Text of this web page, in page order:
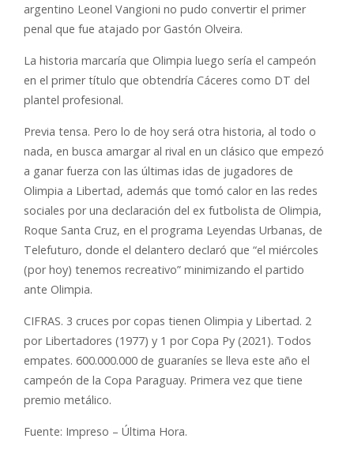
argentino Leonel Vangioni no pudo convertir el primer
penal que fue atajado por Gastón Olveira.
La historia marcaría que Olimpia luego sería el campeón
en el primer título que obtendría Cáceres como DT del
plantel profesional.
Previa tensa. Pero lo de hoy será otra historia, al todo o
nada, en busca amargar al rival en un clásico que empezó
a ganar fuerza con las últimas idas de jugadores de
Olimpia a Libertad, además que tomó calor en las redes
sociales por una declaración del ex futbolista de Olimpia,
Roque Santa Cruz, en el programa Leyendas Urbanas, de
Telefuturo, donde el delantero declaró que “el miércoles
(por hoy) tenemos recreativo” minimizando el partido
ante Olimpia.
CIFRAS. 3 cruces por copas tienen Olimpia y Libertad. 2
por Libertadores (1977) y 1 por Copa Py (2021). Todos
empates. 600.000.000 de guaraníes se lleva este año el
campeón de la Copa Paraguay. Primera vez que tiene
premio metálico.
Fuente: Impreso – Última Hora.